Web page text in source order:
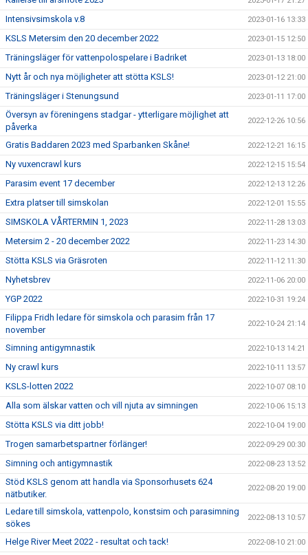
Intensivsimskola v.8 2023-01-16 13:33
KSLS Metersim den 20 december 2022 2023-01-15 12:50
Träningsläger för vattenpolospelare i Badriket 2023-01-13 18:00
Nytt år och nya möjligheter att stötta KSLS! 2023-01-12 21:00
Träningsläger i Stenungsund 2023-01-11 17:00
Översyn av föreningens stadgar - ytterligare möjlighet att
påverka
2022-12-26 10:56
Gratis Baddaren 2023 med Sparbanken Skåne! 2022-12-21 16:15
Ny vuxencrawl kurs 2022-12-15 15:54
Parasim event 17 december 2022-12-13 12:26
Extra platser till simskolan 2022-12-01 15:55
SIMSKOLA VÅRTERMIN 1, 2023 2022-11-28 13:03
Metersim 2 - 20 december 2022 2022-11-23 14:30
Stötta KSLS via Gräsroten 2022-11-12 11:30
Nyhetsbrev 2022-11-06 20:00
YGP 2022 2022-10-31 19:24
Filippa Fridh ledare för simskola och parasim från 17
november
2022-10-24 21:14
Simning antigymnastik 2022-10-13 14:21
Ny crawl kurs 2022-10-11 13:57
KSLS-lotten 2022 2022-10-07 08:10
Alla som älskar vatten och vill njuta av simningen 2022-10-06 15:13
Stötta KSLS via ditt jobb! 2022-10-04 19:00
Trogen samarbetspartner förlänger! 2022-09-29 00:30
Simning och antigymnastik 2022-08-23 13:52
Stöd KSLS genom att handla via Sponsorhusets 624
nätbutiker.
2022-08-20 19:00
Ledare till simskola, vattenpolo, konstsim och parasimning
sökes
2022-08-13 10:57
Helge River Meet 2022 - resultat och tack! 2022-08-10 21:00